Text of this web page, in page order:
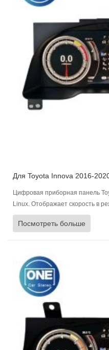
Цифровая приборная панель
Linux. Отображает скорость в
двигателя, уровень топлива,
шинах, многоязычность и
Посмотреть больше